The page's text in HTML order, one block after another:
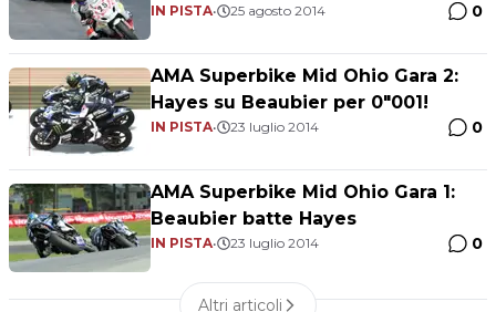
IN PISTA• 25 agosto 2014 0
AMA Superbike Mid Ohio Gara 2:
Hayes su Beaubier per 0"001!
IN PISTA• 23 luglio 2014 0
AMA Superbike Mid Ohio Gara 1:
Beaubier batte Hayes
IN PISTA• 23 luglio 2014 0
Altri articoli